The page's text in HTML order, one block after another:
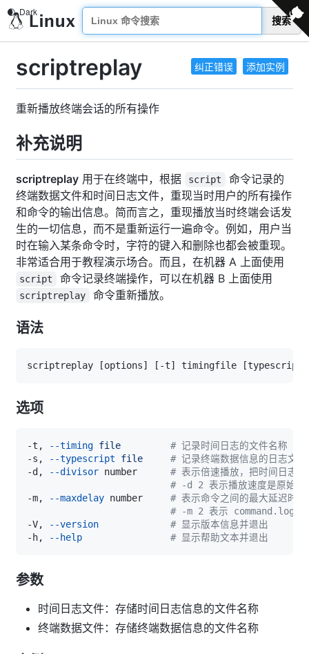
搜索
纠正错误 添加实例
scriptreplay
重新播放终端会话的所有操作
补充说明
scriptreplay 用于在终端中，根据 script
命令记录的
终端数据文件和时间日志文件，重现当时用户的所有操作
和命令的输出信息。简而言之，重现播放当时终端会话发
生的一切信息，而不是重新运行一遍命令。例如，用户当
时在输入某条命令时，字符的键入和删除也都会被重现。
非常适合用于教程演示场合。而且，在机器 A 上面使用
script 命令记录终端操作，可以在机器 B 上面使用
scriptreplay 命令重新播放。
语法
scriptreplay [options] [ -t] timingfile [typescript
选项
-t, --timing file
# 记录时间日志的文件名称
-s,
--typescript file
# 记录终端数据信息的日志文件
-d,
--divisor number # 表示倍速播放，把时间日志
# -d 2 表示播放速度是原始输
-m,
--maxdelay number # 表示命令之间的最大延迟时
# -m 2 表示 command.log 中
-V,
--version
# 显示版本信息并退出
-h,
--help # 显示帮助文本并退出
参数
时间日志文件：存储时间日志信息的文件名称
终端数据文件：存储终端数据信息的文件名称